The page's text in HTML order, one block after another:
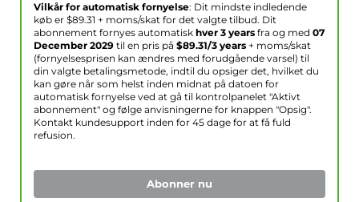
Vilkår for automatisk fornyelse: Dit mindste indledende
køb er $89.31 + moms/skat for det valgte tilbud. Dit
abonnement fornyes automatisk hver 3 years fra og med 07
December 2029 til en pris på $89.31/3 years + moms/skat
(fornyelsesprisen kan ændres med forudgående varsel) til
din valgte betalingsmetode, indtil du opsiger det, hvilket du
kan gøre når som helst inden midnat på datoen for
automatisk fornyelse ved at gå til kontrolpanelet "Aktivt
abonnement" og følge anvisningerne for knappen "Opsig".
Kontakt kundesupport inden for 45 dage for at få fuld
refusion.
Abonner nu